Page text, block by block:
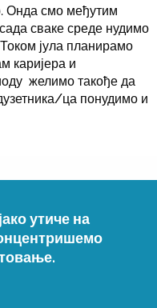
Онда смо међутим
сваке среде нудимо
јула планирамо
каријера и
желимо такође да
ца понудимо и
утиче на